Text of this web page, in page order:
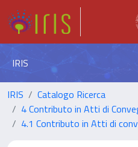
IRIS
IRIS
Catalogo Ricerca
4 Contributo in Atti di
4.1 Contributo in Atti di